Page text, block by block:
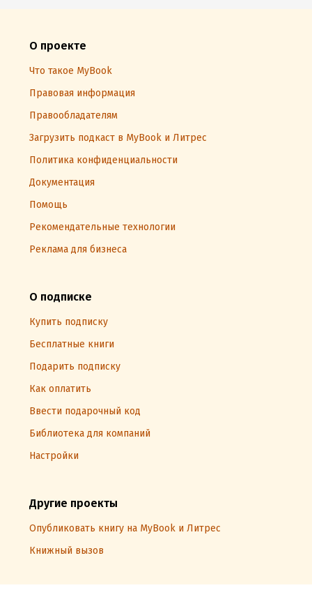
О проекте
Что такое MyBook
Правовая информация
Правообладателям
Загрузить подкаст в MyBook и Литрес
Политика конфиденциальности
Документация
Помощь
Рекомендательные технологии
Реклама для бизнеса
О подписке
Купить подписку
Бесплатные книги
Подарить подписку
Как оплатить
Ввести подарочный код
Библиотека для компаний
Настройки
Другие проекты
Опубликовать книгу на MyBook и Литрес
Книжный вызов